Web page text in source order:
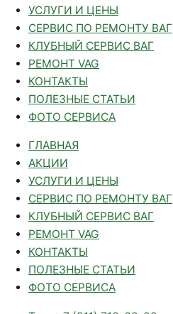
УСЛУГИ И ЦЕНЫ
СЕРВИС ПО РЕМОНТУ ВАГ
КЛУБНЫЙ СЕРВИС ВАГ
РЕМОНТ VAG
КОНТАКТЫ
ПОЛЕЗНЫЕ СТАТЬИ
ФОТО СЕРВИСА
ГЛАВНАЯ
АКЦИИ
УСЛУГИ И ЦЕНЫ
СЕРВИС ПО РЕМОНТУ ВАГ
КЛУБНЫЙ СЕРВИС ВАГ
РЕМОНТ VAG
КОНТАКТЫ
ПОЛЕЗНЫЕ СТАТЬИ
ФОТО СЕРВИСА